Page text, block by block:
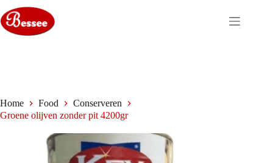
naar
de
inhoud
Home Food
Conserveren
Groene olijven zonder pit 4200gr